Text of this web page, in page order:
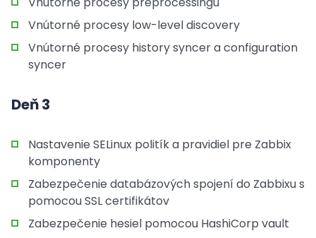
Vnútorné procesy low-level discovery
Vnútorné procesy history syncer a configuration
syncer
Deň 3
Nastavenie SELinux politík a pravidiel pre Zabbix
komponenty
Zabezpečenie databázových spojení do Zabbixu s
pomocou SSL certifikátov
Zabezpečenie hesiel pomocou HashiCorp vault